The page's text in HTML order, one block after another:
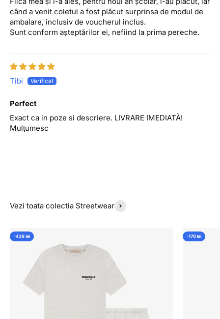
când a venit coletul a fost plăcut surprinsa de modul de
ambalare, inclusiv de voucherul inclus.
Sunt conform așteptărilor ei, nefiind la prima pereche.
Tibi
Perfect
Exact ca in poze si descriere. LIVRARE IMEDIATĂ!
Mulțumesc
Vezi toata colectia Streetwear
-439 lei -170 lei